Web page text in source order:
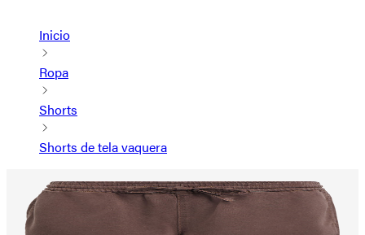
Inicio
Ropa
Shorts
Shorts de tela vaquera